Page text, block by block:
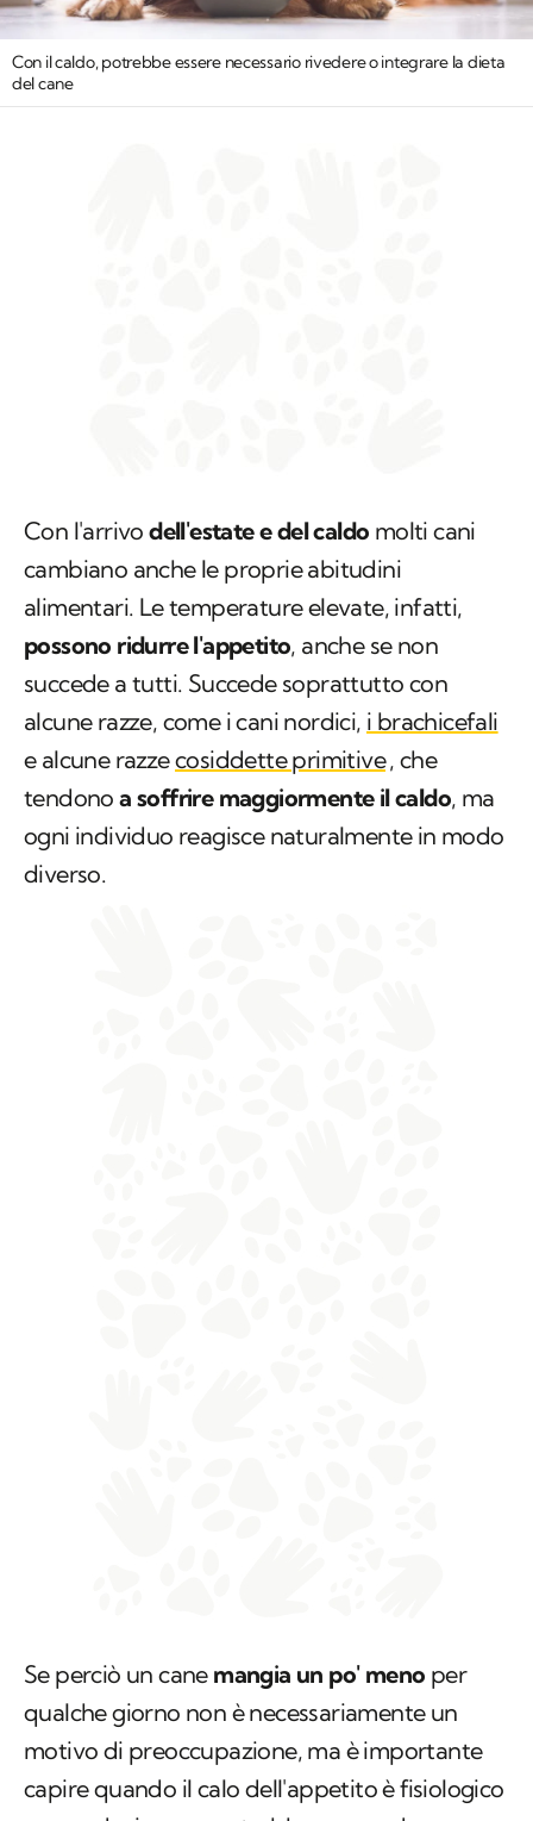
Con il caldo, potrebbe essere necessario rivedere o integrare la dieta
del cane
Con l'arrivodell'estate e del caldo molti cani
cambiano anche le proprie abitudini
alimentari. Le temperature elevate, infatti,
possono ridurre l'appetito, anche se non
succede a tutti. Succede soprattutto con
alcune razze, come i cani nordici, i brachicefali
e alcune razzecosiddette primitive, che
tendonoa soffrire maggiormente il caldo, ma
ogni individuo reagisce naturalmente in modo
diverso.
Se perciò un cane mangia un po' meno per
qualche giorno non è necessariamente un
motivo di preoccupazione, ma è importante
capire quando il calo dell'appetito è fisiologico